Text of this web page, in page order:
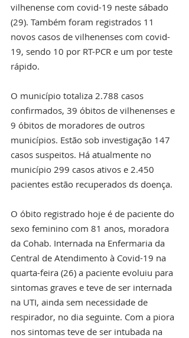
vilhenense com covid-19 neste sábado
(29). Também foram registrados 11
novos casos de vilhenenses com covid-
19, sendo 10 por RT-PCR e um por teste
rápido.
O município totaliza 2.788 casos
confirmados, 39 óbitos de vilhenenses e
9 óbitos de moradores de outros
municípios. Estão sob investigação 147
casos suspeitos. Há atualmente no
município 299 casos ativos e 2.450
pacientes estão recuperados ds doença.
O óbito registrado hoje é de paciente do
sexo feminino com 81 anos, moradora
da Cohab. Internada na Enfermaria da
Central de Atendimento à Covid-19 na
quarta-feira (26) a paciente evoluiu para
sintomas graves e teve de ser internada
na UTI, ainda sem necessidade de
respirador, no dia seguinte. Com a piora
nos sintomas teve de ser intubada na